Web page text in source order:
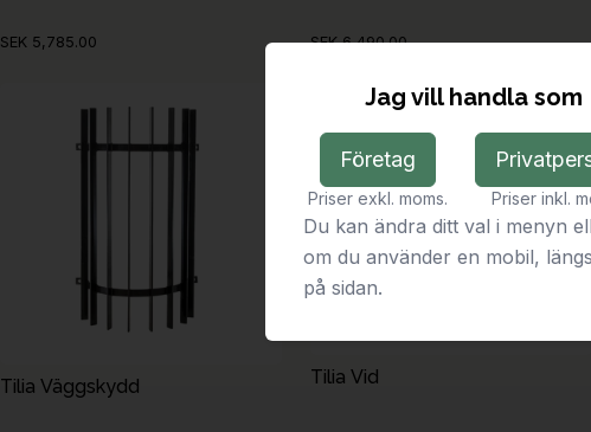
SEK 5,785.00 SEK 6,490.00
Tilia Väggskydd Tilia Vid
Jag vill handla som
Företag
Priser exkl. moms. Priser inkl.
Du kan ändra ditt val i menyn
om du använder en mobil,
på sidan.